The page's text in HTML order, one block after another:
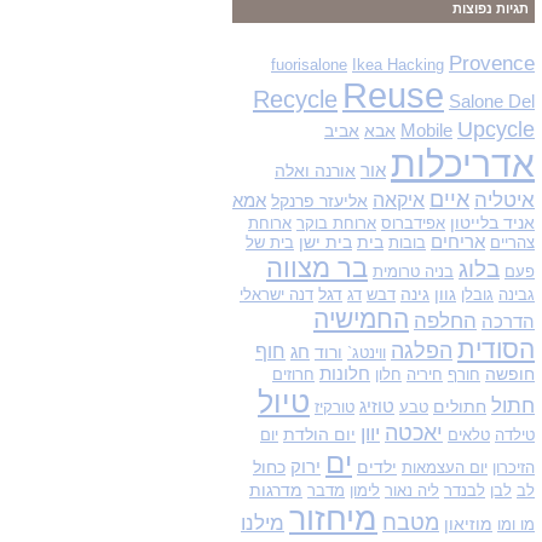
ו
ש
תגיות נפוצות
fuorisalone Ikea Hacking Provence
Recycle Reuse Salone Del
Mobile Upcycle אבא אביב
אדריכלות אור אורנה ואלה
איטליה איים איקאה אליעזר פרנקל אמא
אניד בלייטון אפידברוס ארוחת בוקר ארוחת
צהריים אריחים בובות בית בית ישן בית של
פעם בלוג בניה טרומית בר מצווה
גבינה גובלן גוון גינה דבש דג דגל דנה ישראלי
הדרכה החלפה החמישיה
הסודית הפלגה ווינטג` ורוד חג חוף
חופשה חורף חיריה חלון חלונות חרוזים
חתול חתולים טבע טוזיג טורקיז טיול
טילדה טלאים יאכטה יוון יום הולדת יום
הזיכרון יום העצמאות ילדים ים ירוק כחול
לב לבן לבנדר ליה נאור לימון מדבר מדרגות
מו ומו מוזיאון מטבח מיחזור מילנו